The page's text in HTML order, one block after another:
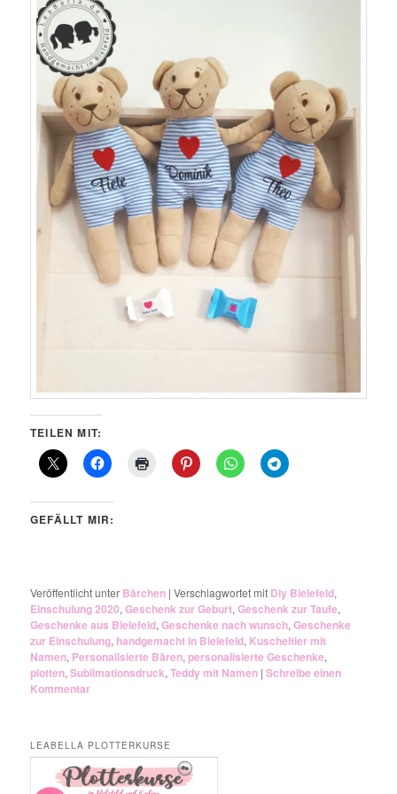
TEILEN MIT:
GEFÄLLT MIR:
Veröffentlicht unter Bärchen |Verschlagwortet mit Diy Bielefeld,
Einschulung 2020,Geschenk zur Geburt,Geschenk zur Taufe,
Geschenke aus Bielefeld,Geschenke nach wunsch,Geschenke
zur Einschulung, handgemacht in Bielefeld, Kuscheltier mit
Namen, Personalisierte Bären,personalisierte Geschenke,
plotten,Sublimationsdruck,Teddy mit Namen |Schreibe einen
Kommentar
LEABELLA PLOTTERKURSE